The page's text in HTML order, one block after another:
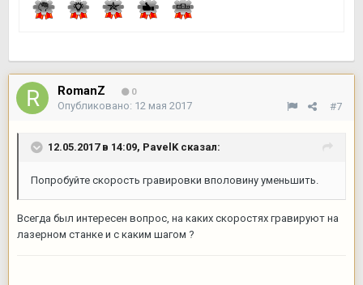
RomanZ 0
#7
Опубликовано: 12 мая 2017
12.05.2017 в 14:09, PavelK сказал:
Попробуйте скорость гравировки вполовину уменьшить.
Всегда был интересен вопрос, на каких скоростях гравируют на
лазерном станке и с каким шагом ?